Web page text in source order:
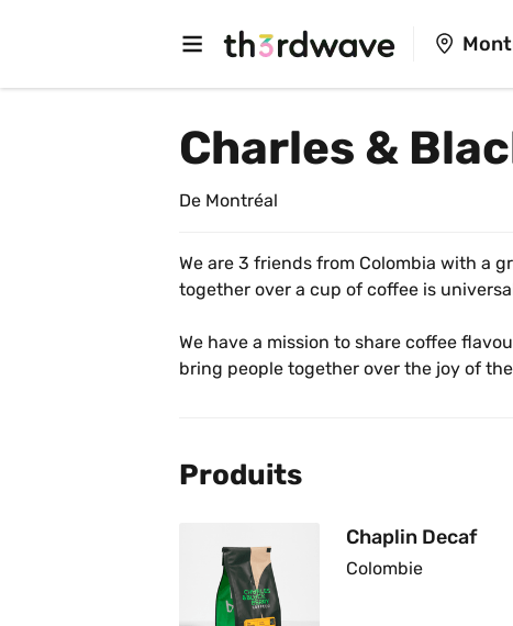
Charles &
De Montréal
We are 3 friends from Colombia with a
together over a cup of coffee is
We have a mission to share coffee
bring people together over the joy of
Produits
Chaplin Decaf
Colombie